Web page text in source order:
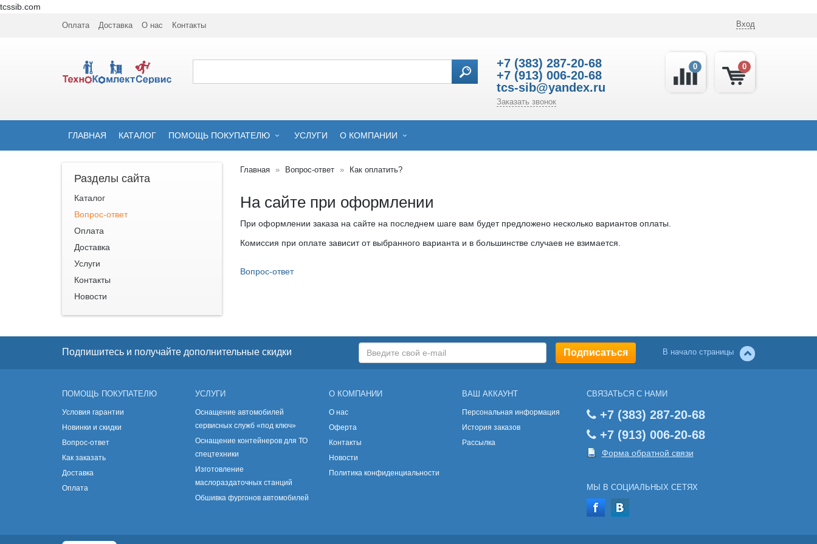
tcssib.com
Оплата Доставка О нас Контакты Вход
+7 (383) 287-20-68
+7 (913) 006-20-68
tcs-sib@yandex.ru
Заказать звонок
0
0
ГЛАВНАЯ КАТАЛОГ ПОМОЩЬ ПОКУПАТЕЛЮ УСЛУГИ О КОМПАНИИ
Разделы сайта
Каталог
Вопрос-ответ
Оплата
Доставка
Услуги
Контакты
Новости
Главная Вопрос-ответ Как оплатить?
На сайте при оформлении
При оформлении заказа на сайте на последнем шаге вам будет предложено несколько вариантов оплаты.
Комиссия при оплате зависит от выбранного варианта и в большинстве случаев не взимается.
Вопрос-ответ
Подпишитесь и получайте дополнительные скидки В начало страницы
ПОМОЩЬ ПОКУПАТЕЛЮ
Условия гарантии
Новинки и скидки
Вопрос-ответ
Как заказать
Доставка
Оплата
УСЛУГИ
Оснащение автомобилей
сервисных служб «под ключ»
Оснащение контейнеров для ТО
спецтехники
Изготовление
маслораздаточных станций
Обшивка фургонов автомобилей
О КОМПАНИИ
О нас
Оферта
Контакты
Новости
Политика конфиденциальности
ВАШ АККАУНТ
Персональная информация
История заказов
Рассылка
СВЯЗАТЬСЯ С НАМИ
+7 (383) 287-20-68
+7 (913) 006-20-68
Форма обратной связи
МЫ В СОЦИАЛЬНЫХ СЕТЯХ